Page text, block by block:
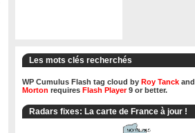
Les mots clés recherchés
WP Cumulus Flash tag cloud by Roy Tanck and
Morton requires Flash Player9 or better.
Radars fixes: La carte de France à jour !